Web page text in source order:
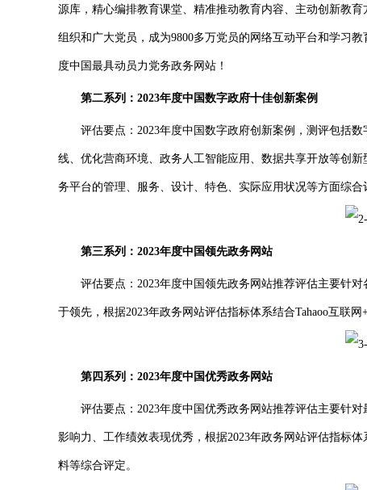
源库，精心编排教育课堂、精准推动教育内容、主动创新教
组织和广大党员，成为9800多万党员的网络互动平台和学习
度中国最具动员力党务政务网站！
第二系列：2023年度中国数字政府十佳创新案例
评估要点：2023年度中国数字政府创新案例，测评包括数
线、优化营商环境、政务人工智能应用、数据共享开放等创
务平台的管理、服务、设计、特色、实际应用状况等方面综合
第三系列：2023年度中国领先政务网站
评估要点：2023年度中国领先政务网站推荐评估主要针对
于领先，根据2023年政务网站评估指标体系结合Tahaoo互联
第四系列：2023年度中国优秀政务网站
评估要点：2023年度中国优秀政务网站推荐评估主要针对
影响力、工作绩效表现优秀，根据2023年政务网站评估指标
料等综合评定。